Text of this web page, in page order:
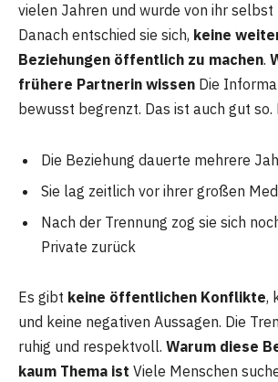
vielen Jahren und wurde von ihr
Danach entschied sie sich, keine
Beziehungen öffentlich zu machen.
frühere Partnerin wissen Die
bewusst begrenzt. Das ist auch gut
Die Beziehung dauerte mehrere
Sie lag zeitlich vor ihrer großen
Nach der Trennung zog sie sich
Private zurück
Es gibt keine öffentlichen Konflikte,
und keine negativen Aussagen. Die
ruhig und respektvoll. Warum diese
kaum Thema ist Viele Menschen